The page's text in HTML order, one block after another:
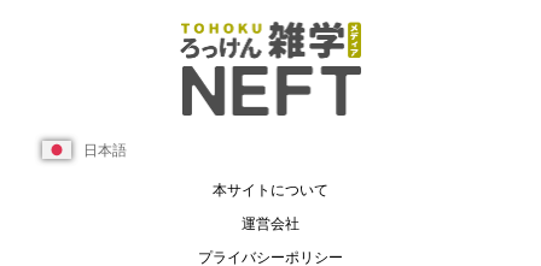
日本語
本サイトについて
運営会社
プライバシーポリシー